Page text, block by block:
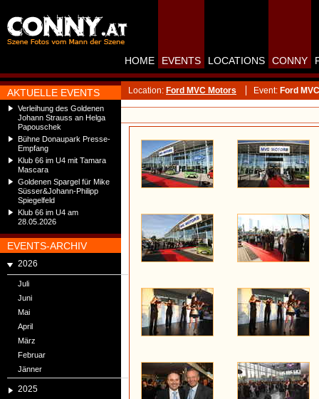
AKTUELLE EVENTS
Verleihung des Goldenen
Johann Strauss an Helga
Papouschek
Bühne Donaupark Presse-
Empfang
Klub 66 im U4 mit Tamara
Mascara
Goldenen Spargel für Mike
Süsser&Johann-Philipp
Spiegelfeld
Klub 66 im U4 am
28.05.2026
EVENTS-ARCHIV
2026
Juli
Juni
Mai
April
März
Februar
Jänner
2025
HOME EVENTS LOCATIONS CONNY
Location: Ford MVC Motors Event: Ford